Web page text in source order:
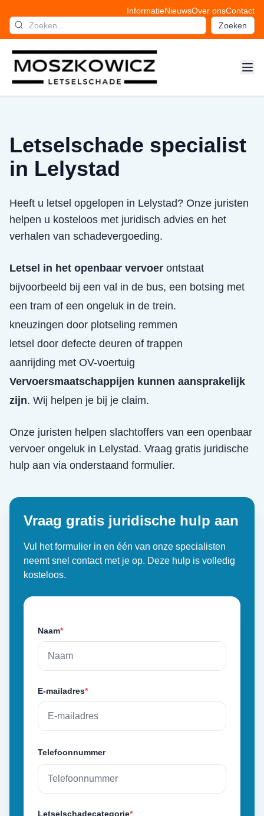
InformatieNieuwsOver onsContact
Zoeken
Letselschade specialist
in Lelystad
Heeft u letsel opgelopen in Lelystad? Onze juristen
helpen u kosteloos met juridisch advies en het
verhalen van schadevergoeding.
Letsel in het openbaar vervoer ontstaat
bijvoorbeeld bij een val in de bus, een botsing met
een tram of een ongeluk in de trein.
kneuzingen door plotseling remmen
letsel door defecte deuren of trappen
aanrijding met OV-voertuig
Vervoersmaatschappijen kunnen aansprakelijk
zijn. Wij helpen je bij je claim.
Onze juristen helpen slachtoffers van een openbaar
vervoer ongeluk in Lelystad. Vraag gratis juridische
hulp aan via onderstaand formulier.
Vraag gratis juridische hulp aan
Vul het formulier in en één van onze specialisten
neemt snel contact met je op. Deze hulp is volledig
kosteloos.
Naam*
E-mailadres*
Telefoonnummer
Letselschadecategorie*